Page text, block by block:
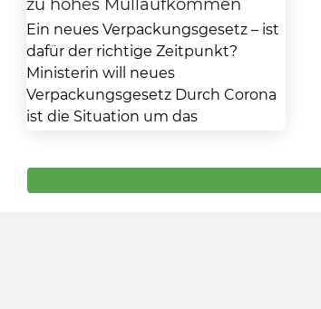
Ein neues Verpackungsgesetz – ist
dafür der richtige Zeitpunkt?
Ministerin will neues
Verpackungsgesetz Durch Corona
ist die Situation um das